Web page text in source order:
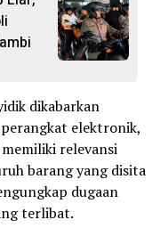
dikabarkan
elektronik,
relevansi
barang yang disita
dugaan
terlibat.